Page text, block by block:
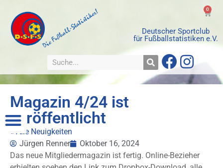
Deutscher Sportclub
für Fußballstatistiken e.V.
0
Magazin 4/24 ist
veröffentlicht
« Alle Neuigkeiten
Jürgen Renner
Oktober 16, 2024
Das neue Mitgliedermagazin ist fertig. Online-Bezieher